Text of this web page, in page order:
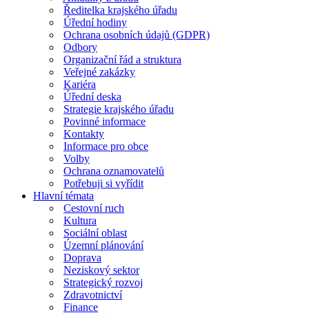
Ředitelka krajského úřadu
Úřední hodiny
Ochrana osobních údajů (GDPR)
Odbory
Organizační řád a struktura
Veřejné zakázky
Kariéra
Úřední deska
Strategie krajského úřadu
Povinné informace
Kontakty
Informace pro obce
Volby
Ochrana oznamovatelů
Potřebuji si vyřídit
Hlavní témata
Cestovní ruch
Kultura
Sociální oblast
Územní plánování
Doprava
Neziskový sektor
Strategický rozvoj
Zdravotnictví
Finance